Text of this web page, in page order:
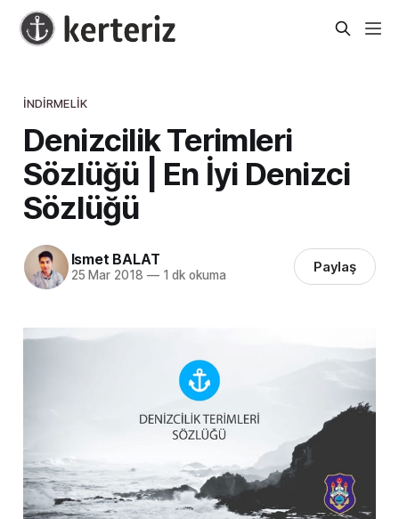
İNDIRMELIK
Denizcilik Terimleri
Sözlüğü | En İyi Denizci
Sözlüğü
Ismet BALAT
25 Mar 2018 —1 dk okuma Paylaş